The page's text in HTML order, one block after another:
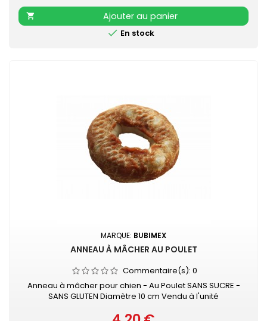

Ajouter au panier
 En stock
MARQUE: BUBIMEX
ANNEAU À MÂCHER AU POULET
Commentaire(s): 0
Anneau à mâcher pour chien - Au Poulet SANS SUCRE -
SANS GLUTEN Diamètre 10 cm Vendu à l'unité